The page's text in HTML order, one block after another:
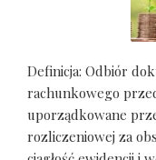
Definicja: Odbiór
rachunkowego
uporządkowane
rozliczeniowej za